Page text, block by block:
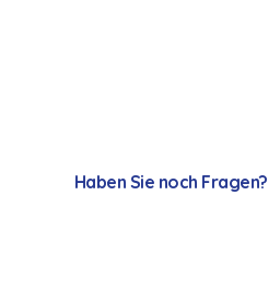
Haben Sie noch Fragen?